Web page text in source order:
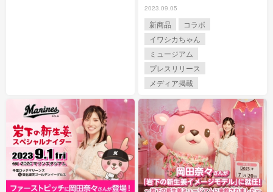
2023.09.05
新商品
コラボ
イワシカちゃん
ミュージアム
プレスリリース
メディア掲載